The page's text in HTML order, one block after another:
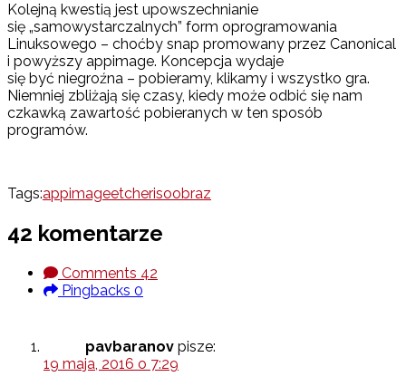
Kolejną kwestią jest upowszechnianie
się „samowystarczalnych” form oprogramowania
Linuksowego – choćby snap promowany przez Canonical
i powyższy appimage. Koncepcja wydaje
się być niegroźna – pobieramy, klikamy i wszystko gra.
Niemniej zbliżają się czasy, kiedy może odbić się nam
czkawką zawartość pobieranych w ten sposób
programów.
Tags:appimageetcherisoobraz
42 komentarze
Comments 42
Pingbacks 0
pavbaranov pisze:
19 maja, 2016 o 7:29